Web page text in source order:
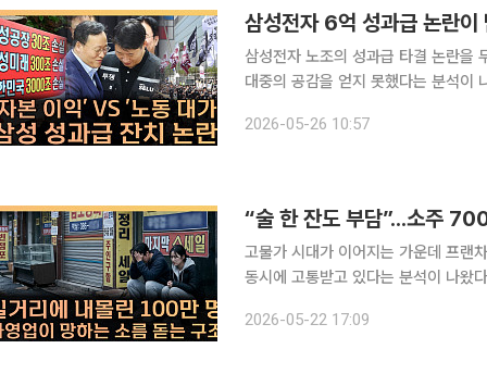
삼성전자 6억 성과급 논란
삼성전자 노조의 성과급 타결 논란을
대중의 공감을 얻지 못했다는 분석이 나왔다. 본지 김지영 기자와 손윤희 간호학
자의 성과급 규모와 협상 과정을 중심
2026-05-26 10:57
고물가 시대가 이어지는 가운데 프랜
동시에 고통받고 있다는 분석이 나왔다. 본지 김지영 기자와 손윤희 간호학 박사는 21일 공개
보이고 있음에도 외식비·배달비·가공
2026-05-22 17:09